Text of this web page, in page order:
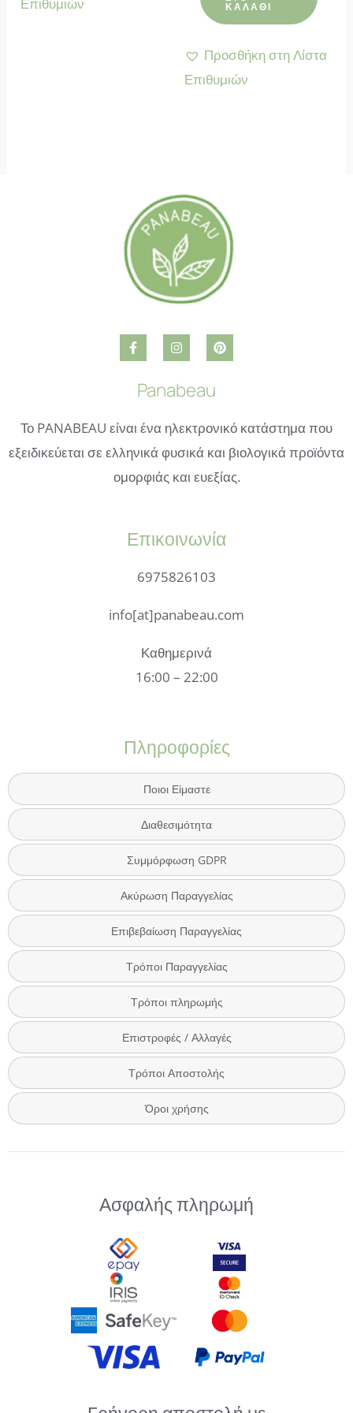
ΚΑΛΆΘΙ
Προσθήκη στη Λίστα
Επιθυμιών
Panabeau
Το PANABEAU είναι ένα ηλεκτρονικό κατάστημα που
εξειδικεύεται σε ελληνικά φυσικά και βιολογικά προϊόντα
ομορφιάς και ευεξίας.
Επικοινωνία
6975826103
info[at]panabeau.com
Καθημερινά
16:00 – 22:00
Πληροφορίες
Ποιοι Είμαστε
Διαθεσιμότητα
Συμμόρφωση GDPR
Ακύρωση Παραγγελίας
Επιβεβαίωση Παραγγελίας
Τρόποι Παραγγελίας
Τρόποι πληρωμής
Επιστροφές / Αλλαγές
Τρόποι Αποστολής
Όροι χρήσης
Ασφαλής πληρωμή